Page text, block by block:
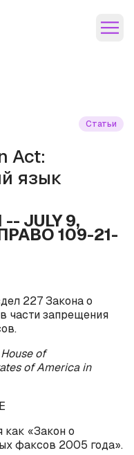
Статьи
Act:
язык
-- JULY 9,
109-21-
227 Закона о
части запрещения
of
of America in
как «Закон о
факсов 2005 года».